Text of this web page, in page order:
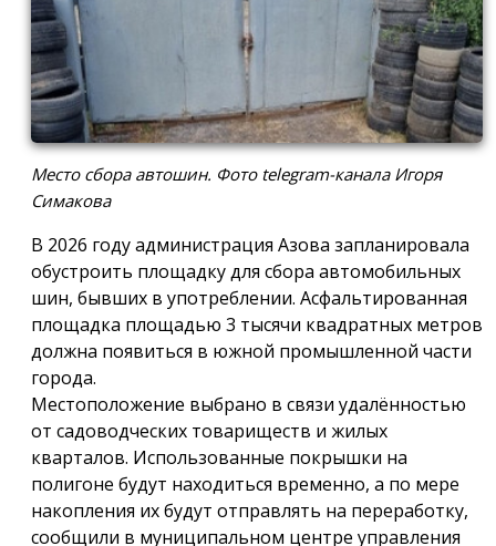
Место сбора автошин. Фото telegram-канала Игоря
Симакова
В 2026 году администрация Азова запланировала
обустроить площадку для сбора автомобильных
шин, бывших в употреблении. Асфальтированная
площадка площадью 3 тысячи квадратных метров
должна появиться в южной промышленной части
города.
Местоположение выбрано в связи удалённостью
от садоводческих товариществ и жилых
кварталов. Использованные покрышки на
полигоне будут находиться временно, а по мере
накопления их будут отправлять на переработку,
сообщили в муниципальном центре управления